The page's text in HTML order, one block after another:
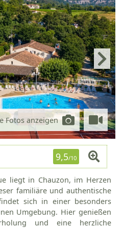
Fotos anzeigen
9,5/10
liegt in Chauzon, im Herzen
familiäre und authentische
sich in einer besonders
Umgebung. Hier genießen
und eine herzliche